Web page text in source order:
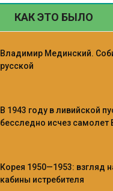
КАК ЭТО БЫЛО
Владимир Мединский.
русской
В 1943 году в ливийской
бесследно исчез
Корея 1950—1953: взгляд
кабины истребителя